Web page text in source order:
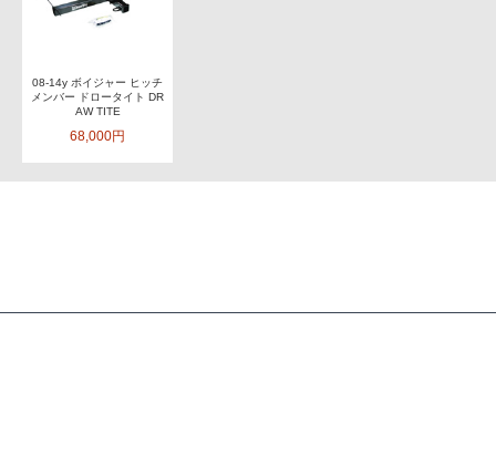
08-14y ボイジャー ヒッチ
メンバー ドロータイト DR
AW TITE
68,000円